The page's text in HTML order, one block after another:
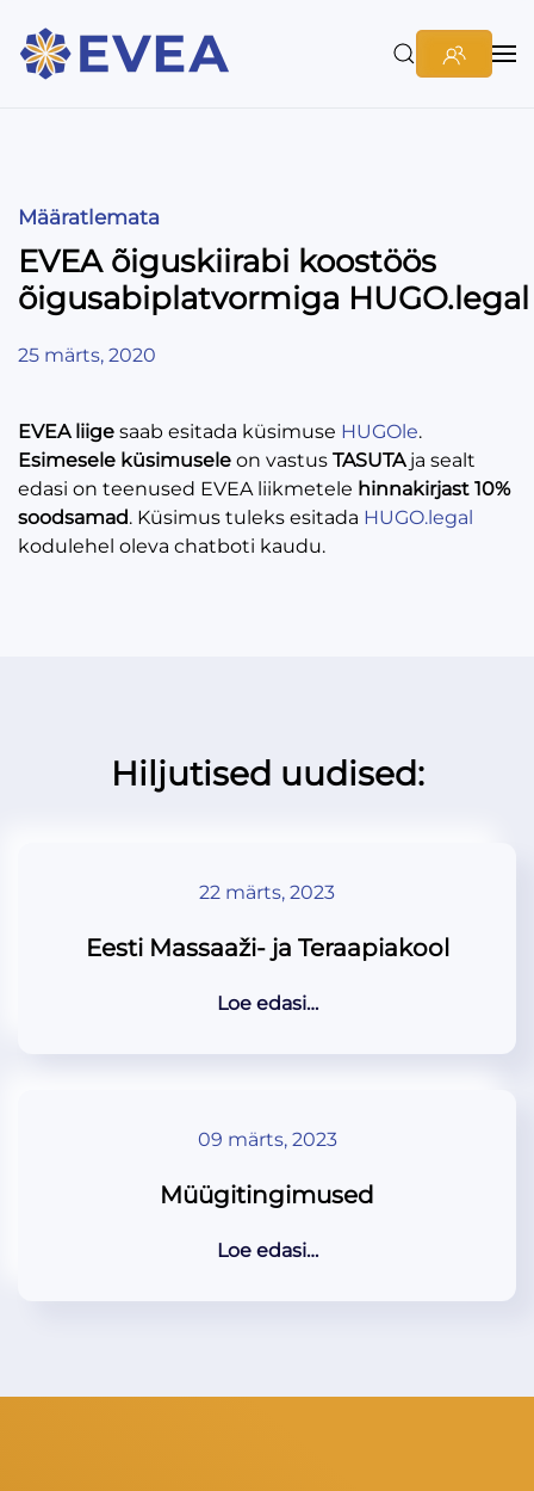
Määratlemata
EVEA õiguskiirabi koostöös
õigusabiplatvormiga HUGO.legal
25 märts, 2020
EVEA liige saab esitada küsimuse HUGOle.
Esimesele küsimusele on vastus TASUTAja sealt
edasi on teenused EVEA liikmetele hinnakirjast 10%
soodsamad. Küsimus tuleks esitada HUGO.legal
kodulehel oleva chatboti kaudu.
Hiljutised uudised:
22 märts, 2023
Eesti Massaaži- ja Teraapiakool
Loe edasi…
09 märts, 2023
Müügitingimused
Loe edasi…